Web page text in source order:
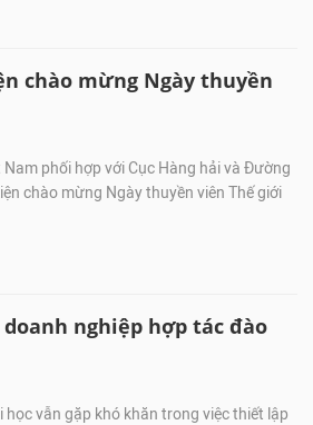
chào mừng Ngày thuyền
phối hợp với Cục Hàng hải và Đường
chào mừng Ngày thuyền viên Thế giới
nghiệp hợp tác đào
học vẫn gặp khó khăn trong việc thiết lập